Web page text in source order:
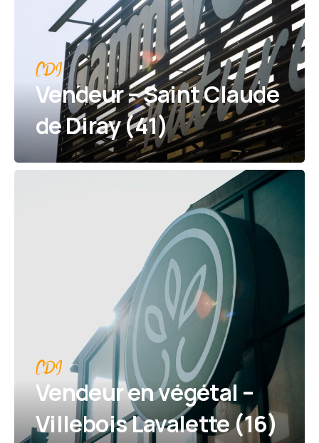
CDI
Vendeur – Saint Claude
de Diray (41)
CDI
Vendeur en végétal –
Villebois Lavalette (16)